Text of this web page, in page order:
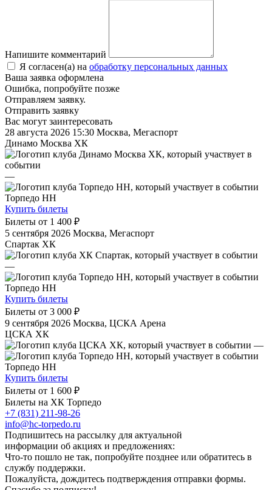
Напишите комментарий
Я согласен(а) на обработку персональных данных
Ваша заявка оформлена
Ошибка, попробуйте позже
Отправляем заявку.
Отправить заявку
Вас могут заинтересовать
28 августа 2026 15:30 Москва, Мегаспорт
Динамо Москва ХК
—
Торпедо НН
Купить билеты
Билеты от 1 400 ₽
5 сентября 2026 Москва, Мегаспорт
Спартак ХК
—
Торпедо НН
Купить билеты
Билеты от 3 000 ₽
9 сентября 2026 Москва, ЦСКА Арена
ЦСКА ХК
—
Торпедо НН
Купить билеты
Билеты от 1 600 ₽
Билеты на ХК Торпедо
+7 (831) 211-98-26
info@hc-torpedo.ru
Подпишитесь на рассылку для актуальной
информации об акциях и предложениях:
Что-то пошло не так, попробуйте позднее или обратитесь в
службу поддержки.
Пожалуйста, дождитесь подтверждения отправки формы.